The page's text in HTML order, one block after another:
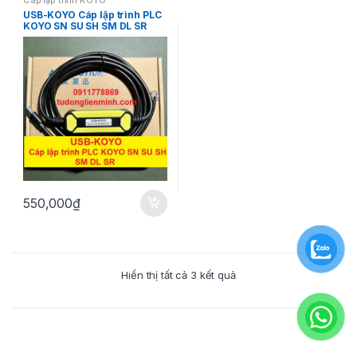
USB-KOYO Cáp lập trình PLC
KOYO SN SU SH SM DL SR
550,000₫
Hiển thị tất cả 3 kết quả